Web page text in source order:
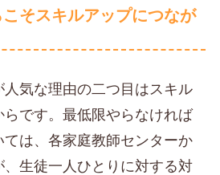
そスキルアップにつなが
気な理由の二つ目はスキル
です。最低限やらなければ
は、各家庭教師センターか
、生徒一人ひとりに対する対